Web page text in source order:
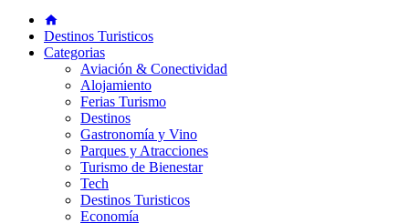
Destinos Turisticos
Categorias
Aviación & Conectividad
Alojamiento
Ferias Turismo
Destinos
Gastronomía y Vino
Parques y Atracciones
Turismo de Bienestar
Tech
Destinos Turisticos
Economía